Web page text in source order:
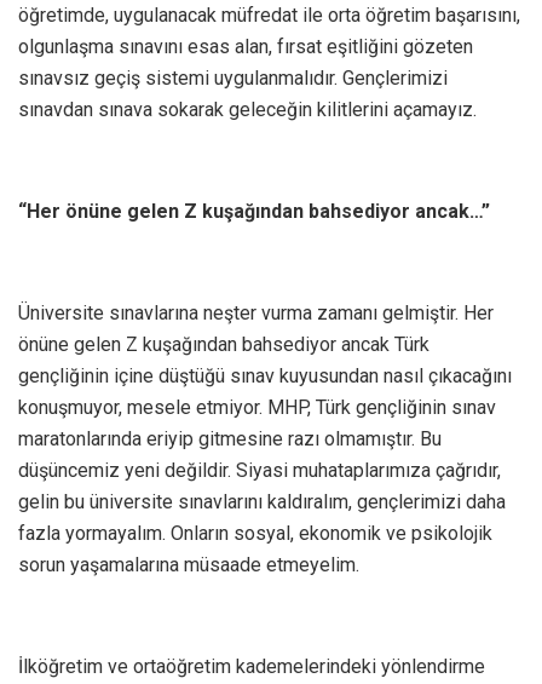
öğretimde, uygulanacak müfredat ile orta öğretim başarısını,
olgunlaşma sınavını esas alan, fırsat eşitliğini gözeten
sınavsız geçiş sistemi uygulanmalıdır. Gençlerimizi
sınavdan sınava sokarak geleceğin kilitlerini açamayız.
“Her önüne gelen Z kuşağından bahsediyor ancak…”
Üniversite sınavlarına neşter vurma zamanı gelmiştir. Her
önüne gelen Z kuşağından bahsediyor ancak Türk
gençliğinin içine düştüğü sınav kuyusundan nasıl çıkacağını
konuşmuyor, mesele etmiyor. MHP, Türk gençliğinin sınav
maratonlarında eriyip gitmesine razı olmamıştır. Bu
düşüncemiz yeni değildir. Siyasi muhataplarımıza çağrıdır,
gelin bu üniversite sınavlarını kaldıralım, gençlerimizi daha
fazla yormayalım. Onların sosyal, ekonomik ve psikolojik
sorun yaşamalarına müsaade etmeyelim.
İlköğretim ve ortaöğretim kademelerindeki yönlendirme